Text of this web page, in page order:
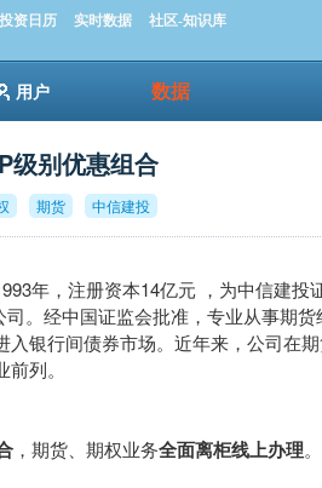
投资日历 实时数据 社区-知识库
用户 数据
级别优惠组合
期货 中信建投
年，注册资本14亿元 ，为中信建投
司。经中国证监会批准，专业从事期
入银行间债券市场。近年来，公司在
列。
，期货、期权业务全面离柜线上办理。